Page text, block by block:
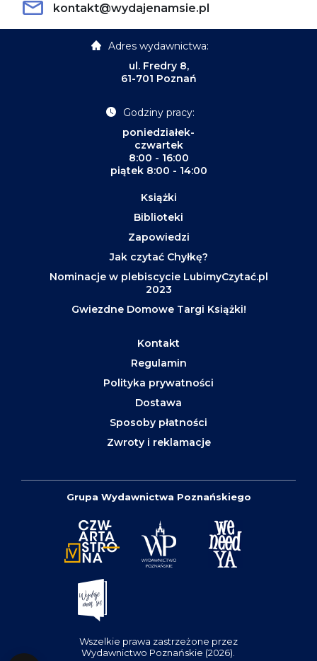
kontakt@wydajenamsie.pl
Adres wydawnictwa:
ul. Fredry 8,
61-701 Poznań
Godziny pracy:
poniedziałek-
czwartek
8:00 - 16:00
piątek 8:00 - 14:00
Książki
Biblioteki
Zapowiedzi
Jak czytać Chyłkę?
Nominacje w plebiscycie LubimyCzytać.pl
2023
Gwiezdne Domowe Targi Książki!
Kontakt
Regulamin
Polityka prywatności
Dostawa
Sposoby płatności
Zwroty i reklamacje
Grupa Wydawnictwa Poznańskiego
Wszelkie prawa zastrzeżone przez
Wydawnictwo Poznańskie (2026).